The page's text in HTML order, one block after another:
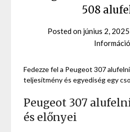
508
Posted on június 2, 2025
Információ
Fedezze fel a Peugeot 307
teljesítmény és egyediség egy
Peugeot 307
és előnyei